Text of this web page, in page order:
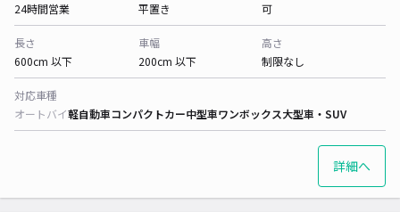
24時間営業
平置き
可
長さ
600cm 以下
車幅
200cm 以下
高さ
制限なし
対応車種
オートバイ軽自動車コンパクトカー中型車ワンボックス大型車・SUV
詳細へ